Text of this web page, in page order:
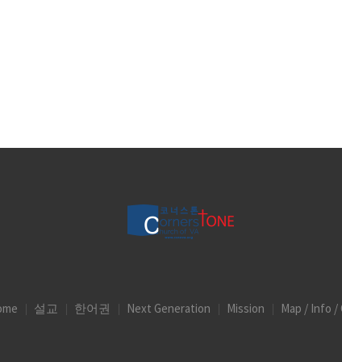
설교 한어권 Next Generation Mission Map / Info /